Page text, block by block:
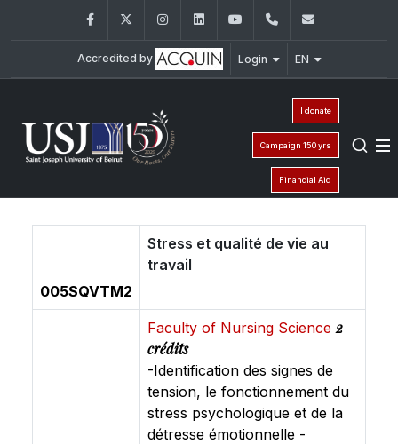
FacebookTwitter InstagramLinkedInYouTube+961 (8) 543
Accredited by Login EN
I donate
Campaign 150 yrs
Financial Aid
005SQVTM2
Stress et qualité de vie au
travail
Faculty of Nursing Science2
crédits
-Identification des signes de
tension, le fonctionnement du
stress psychologique et de la
détresse émotionnelle -